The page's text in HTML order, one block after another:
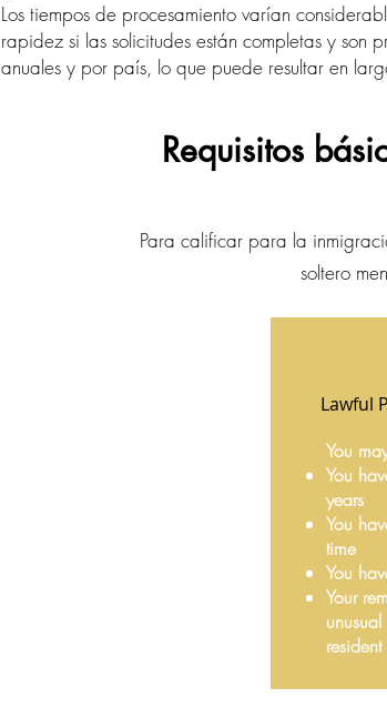
Los tiempos de procesamiento varían
rapidez si las solicitudes están completas y son
anuales y por país, lo que puede resultar en
Requisitos
Para calificar para la
soltero
Lawful
You
You
years
You
time
You
Your